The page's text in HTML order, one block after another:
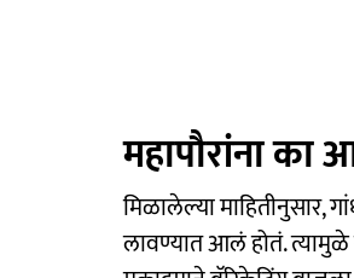
महापौरांना
मिळालेल्या माहितीनुसार,
लावण्यात आलं होतं. त्यामुळे